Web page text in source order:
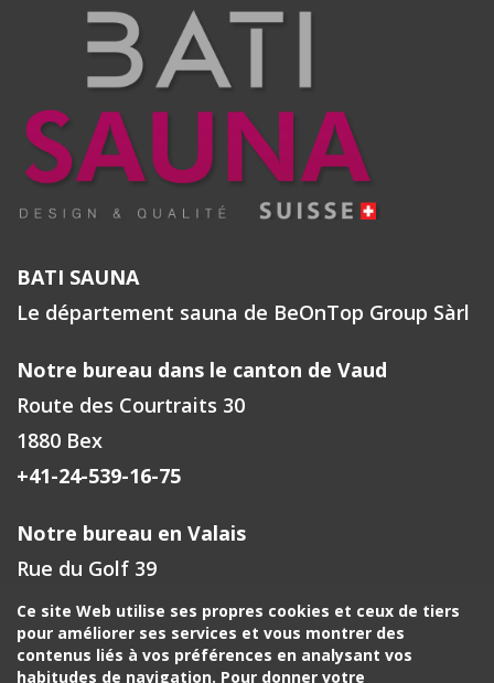
Ce site Web utilise ses propres cookies et ceux de tiers
pour améliorer ses services et vous montrer des
contenus liés à vos préférences en analysant vos
habitudes de navigation. Pour donner votre
BATI SAUNA
Le département sauna de BeOnTop Group Sàrl
Notre bureau dans le canton de Vaud
Route des Courtraits 30
1880 Bex
+41-24-539-16-75
Notre bureau en Valais
Rue du Golf 39
1971 Grimisuat
+41-27-588-00-72